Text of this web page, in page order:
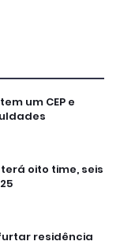
um CEP e
oito time, seis
residência